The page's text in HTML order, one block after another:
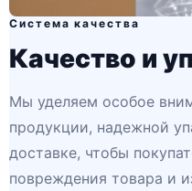
Система качества
Качество и
Мы уделяем особое
продукции, надежной
доставке, чтобы
повреждения товара и